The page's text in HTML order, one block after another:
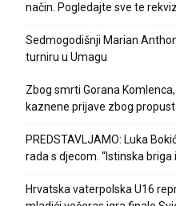
način. Pogledajte sve te
Sedmogodišnji Marian
turniru u Umagu
Zbog smrti Gorana
kaznene prijave zbog
PREDSTAVLJAMO: Luka
rada s djecom. “Istinska
Hrvatska vaterpolska U16